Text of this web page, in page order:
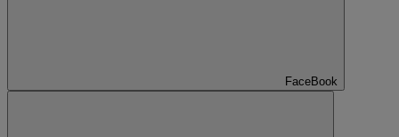
FaceBook